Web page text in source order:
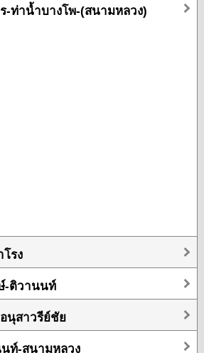
-ท่าน้ำบางโพ-(สนามหลวง)
รง
-ติวานนท์
นุสาวรีย์ชัย
ท์-สนามหลวง